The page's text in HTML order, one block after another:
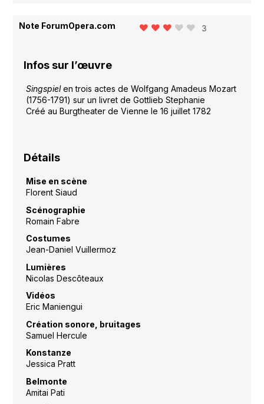
Note ForumOpera.com 3
Infos sur l’œuvre
Singspielen trois actes de Wolfgang Amadeus Mozart
(1756-1791) sur un livret de Gottlieb Stephanie
Créé au Burgtheater de Vienne le 16 juillet 1782
Détails
Mise en scène
Florent Siaud
Scénographie
Romain Fabre
Costumes
Jean-Daniel Vuillermoz
Lumières
Nicolas Descôteaux
Vidéos
Eric Maniengui
Création sonore, bruitages
Samuel Hercule
Konstanze
Jessica Pratt
Belmonte
Amitai Pati